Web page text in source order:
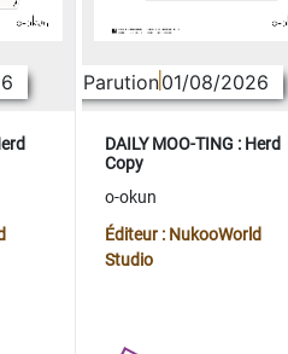
Parution01/08/2026
DAILY MOO-TING : Herd
Copy
o-okun
Éditeur : NukooWorld
Studio